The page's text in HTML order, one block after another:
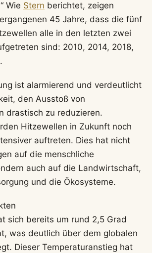
Wie Stern berichtet, zeigen
45 Jahre, dass die fünf
alle in den letzten zwei
sind: 2010, 2014, 2018,
ist alarmierend und verdeutlicht
den Ausstoß von
drastisch zu reduzieren.
Hitzewellen in Zukunft noch
auftreten. Dies hat nicht
auf die menschliche
auch auf die Landwirtschaft,
und die Ökosysteme.
sich bereits um rund 2,5 Grad
was deutlich über dem globalen
Dieser Temperaturanstieg hat